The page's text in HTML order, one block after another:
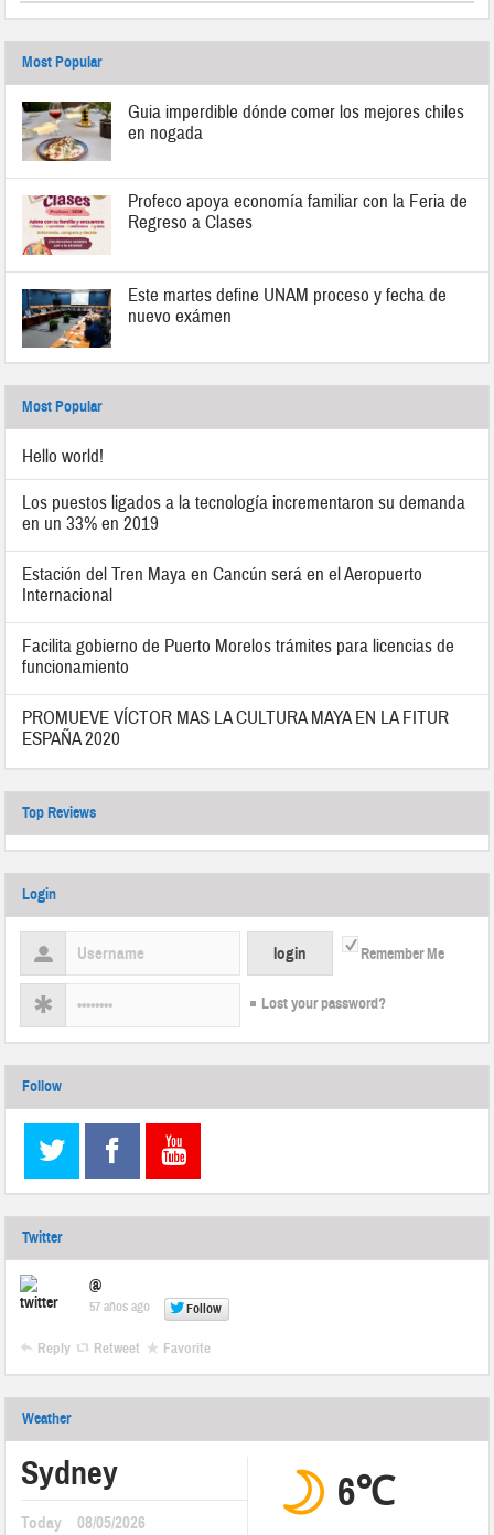
Most Popular
Guia imperdible dónde comer los mejores chiles
en nogada
Profeco apoya economía familiar con la Feria de
Regreso a Clases
Este martes define UNAM proceso y fecha de
nuevo exámen
Most Popular
Hello world!
Los puestos ligados a la tecnología incrementaron su demanda
en un 33% en 2019
Estación del Tren Maya en Cancún será en el Aeropuerto
Internacional
Facilita gobierno de Puerto Morelos trámites para licencias de
funcionamiento
PROMUEVE VÍCTOR MAS LA CULTURA MAYA EN LA FITUR
ESPAÑA 2020
Top Reviews
Login
Remember Me
Lost your password?
Follow
Twitter
@
57 años ago Follow
Reply Retweet Favorite
Weather
Sydney
Today 08/05/2026
6℃